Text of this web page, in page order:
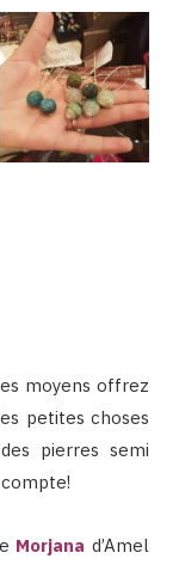
moyens offrez
petites choses
pierres semi
Morjana d’Amel